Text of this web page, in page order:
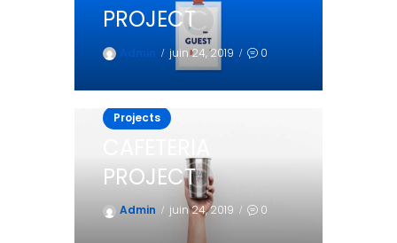
PROJECT
Admin juin 24, 2019 0
Projects
PROJECT
Admin juin 24, 2019 0